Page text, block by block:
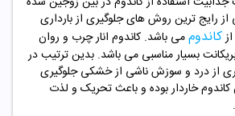
رایج ترین روش های جلوگیری از بارداری
کاندوممی باشد. کاندوم انار چرب و روان
بسیار مناسبی می باشد. بدین ترتیب در
از درد و سوزش ناشی از خشکی جلوگیری
خاردار بوده و باعث تحریک و لذت